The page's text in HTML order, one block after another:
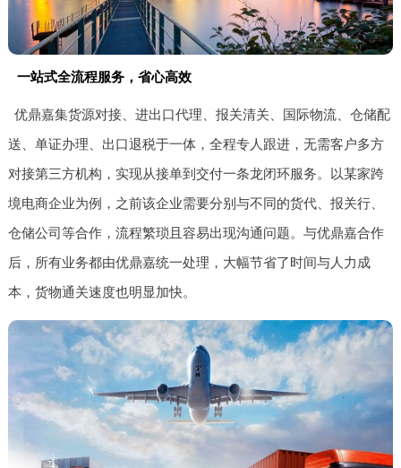
一站式全流程服务，省心高效
优鼎嘉集货源对接、进出口代理、报关清关、国际物流、仓储配
送、单证办理、出口退税于一体，全程专人跟进，无需客户多方
对接第三方机构，实现从接单到交付一条龙闭环服务。以某家跨
境电商企业为例，之前该企业需要分别与不同的货代、报关行、
仓储公司等合作，流程繁琐且容易出现沟通问题。与优鼎嘉合作
后，所有业务都由优鼎嘉统一处理，大幅节省了时间与人力成
本，货物通关速度也明显加快。